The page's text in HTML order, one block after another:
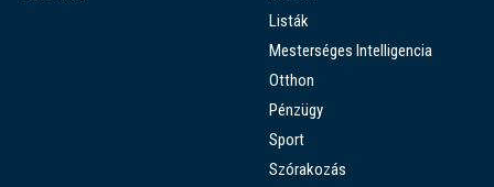
Listák
Mesterséges Intelligencia
Otthon
Pénzügy
Sport
Szórakozás